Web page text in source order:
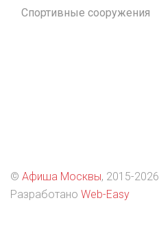
Спортивные сооружения
© Афиша Москвы, 2015-2026
Разработано Web-Easy